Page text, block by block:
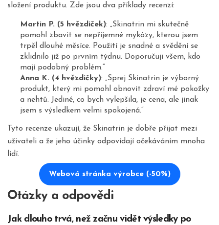
složení produktu. Zde jsou dva příklady recenzí:
Martin P. (5 hvězdiček): „Skinatrin mi skutečně
pomohl zbavit se nepříjemné mykózy, kterou jsem
trpěl dlouhé měsíce. Použití je snadné a svědění se
zklidnilo již po prvním týdnu. Doporučuji všem, kdo
mají podobný problém.“
Anna K. (4 hvězdičky): „Sprej Skinatrin je výborný
produkt, který mi pomohl obnovit zdraví mé pokožky
a nehtů. Jediné, co bych vylepšila, je cena, ale jinak
jsem s výsledkem velmi spokojená.“
Tyto recenze ukazují, že Skinatrin je dobře přijat mezi
uživateli a že jeho účinky odpovídají očekáváním mnoha
lidí.
Webová stránka výrobce (-50%)
Otázky a odpovědi
Jak dlouho trvá, než začnu vidět výsledky po